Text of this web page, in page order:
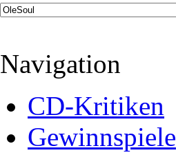
Navigation
CD-Kritiken
Gewinnspiele